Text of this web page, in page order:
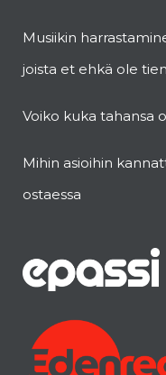
Musiikin
joista et ehkä ole
Voiko kuka tahansa
Mihin asioihin
ostaessa